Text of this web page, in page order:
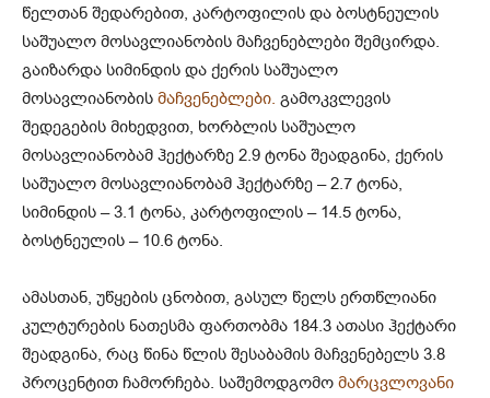
წელთან შედარებით, კარტოფილის და ბოსტნეულის
საშუალო მოსავლიანობის მაჩვენებლები შემცირდა.
გაიზარდა სიმინდის და ქერის საშუალო
მოსავლიანობის მაჩვენებლები. გამოკვლევის
შედეგების მიხედვით, ხორბლის საშუალო
მოსავლიანობამ ჰექტარზე 2.9 ტონა შეადგინა, ქერის
საშუალო მოსავლიანობამ ჰექტარზე – 2.7 ტონა,
სიმინდის – 3.1 ტონა, კარტოფილის – 14.5 ტონა,
ბოსტნეულის – 10.6 ტონა.
ამასთან, უწყების ცნობით, გასულ წელს ერთწლიანი
კულტურების ნათესმა ფართობმა 184.3 ათასი ჰექტარი
შეადგინა, რაც წინა წლის შესაბამის მაჩვენებელს 3.8
პროცენტით ჩამორჩება. საშემოდგომო მარცვლოვანი